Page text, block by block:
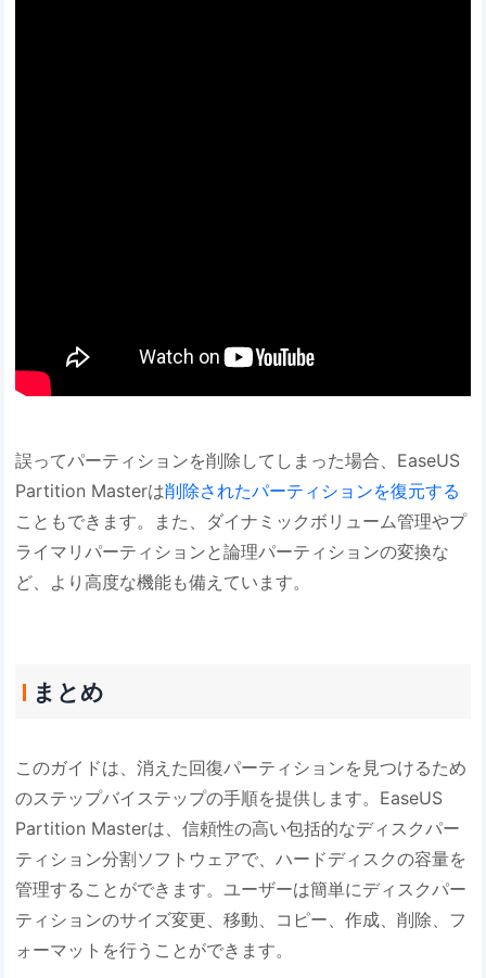
誤ってパーティションを削除してしまった場合、EaseUS
Partition Masterは削除されたパーティションを復元する
こともできます。また、ダイナミックボリューム管理やプ
ライマリパーティションと論理パーティションの変換な
ど、より高度な機能も備えています。
まとめ
このガイドは、消えた回復パーティションを見つけるため
のステップバイステップの手順を提供します。EaseUS
Partition Masterは、信頼性の高い包括的なディスクパー
ティション分割ソフトウェアで、ハードディスクの容量を
管理することができます。ユーザーは簡単にディスクパー
ティションのサイズ変更、移動、コピー、作成、削除、フ
ォーマットを行うことができます。